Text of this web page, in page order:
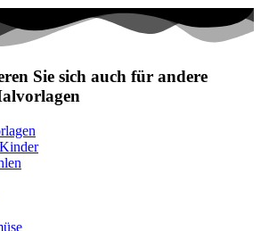
Sie sich auch für andere